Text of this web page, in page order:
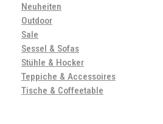
Neuheiten
Outdoor
Sale
Sessel & Sofas
Stühle & Hocker
Teppiche & Accessoires
Tische & Coffeetable